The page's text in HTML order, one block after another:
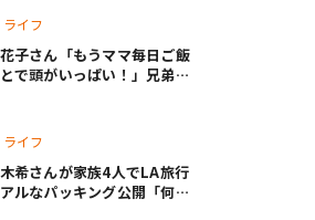
ライフ
子さん「もうママ毎日ご飯
で頭がいっぱい！」兄弟夏
ライフ
希さんが家族4人でLA旅行
ルなパッキング公開「何が